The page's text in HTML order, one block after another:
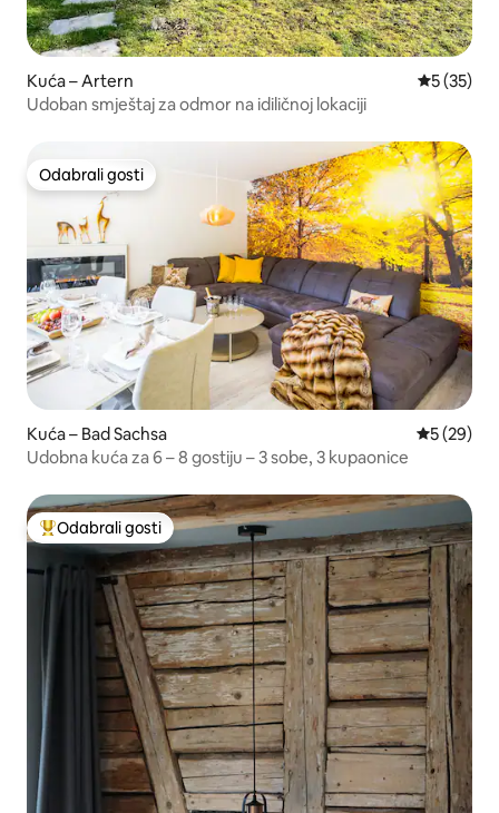
Kuća – Artern Prosječna
5 (35)
Udoban smještaj za odmor na idiličnoj lokaciji
Odabrali gosti
Odabrali gosti
Kuća – Bad Sachsa Prosječna
5 (29)
Udobna kuća za 6 – 8 gostiju – 3 sobe, 3 kupaonice
Među najviše rangiranima s oznakom „Odabrali gosti”
Odabrali gosti